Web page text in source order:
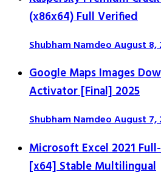
(x86x64) Full Verified
Shubham NamdeoAugust
Google Maps Images
Activator [Final] 2025
Shubham NamdeoAugust
Microsoft Excel 2021
[x64] Stable Multilingual